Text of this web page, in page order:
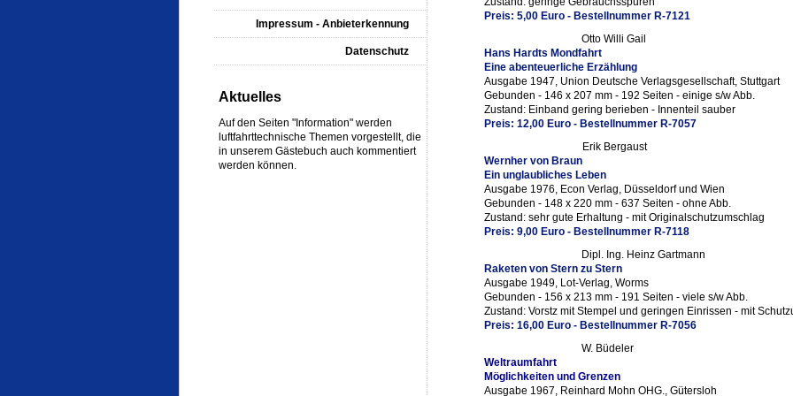
Preis: 5,00 Euro - Bestellnummer R-7121
Otto Willi Gail
Hans Hardts Mondfahrt
Eine abenteuerliche Erzählung
Ausgabe 1947, Union Deutsche Verlagsgesellschaft, Stuttgart
Gebunden - 146 x 207 mm - 192 Seiten - einige s/w Abb.
Zustand: Einband gering berieben - Innenteil sauber
Preis: 12,00 Euro - Bestellnummer R-7057
Erik Bergaust
Wernher von Braun
Ein unglaubliches Leben
Ausgabe 1976, Econ Verlag, Düsseldorf und Wien
Gebunden - 148 x 220 mm - 637 Seiten - ohne Abb.
Zustand: sehr gute Erhaltung - mit Originalschutzumschlag
Preis: 9,00 Euro - Bestellnummer R-7118
Dipl. Ing. Heinz Gartmann
Raketen von Stern zu Stern
Ausgabe 1949, Lot-Verlag, Worms
Gebunden - 156 x 213 mm - 191 Seiten - viele s/w Abb.
Zustand: Vorstz mit Stempel und geringen Einrissen - mit
Preis: 16,00 Euro - Bestellnummer R-7056
W. Büdeler
Weltraumfahrt
Möglichkeiten und Grenzen
Ausgabe 1967, Reinhard Mohn OHG., Gütersloh
Impressum - Anbieterkennung
Datenschutz
Aktuelles
Auf den Seiten "Information" werden
luftfahrttechnische Themen vorgestellt, die
in unserem Gästebuch auch kommentiert
werden können.